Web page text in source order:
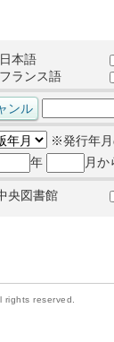
日本語
フランス語
※発行年月
年
月か
央図書館
reserved.